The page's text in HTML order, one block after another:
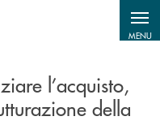
MENU
l’acquisto,
della